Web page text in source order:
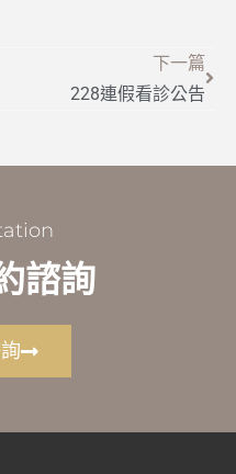
下一篇
228連假看診公告
諮詢